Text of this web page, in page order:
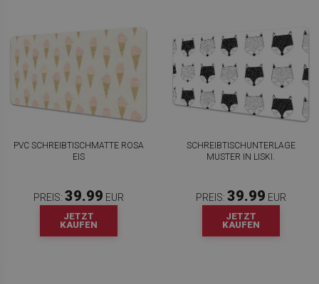
PVC SCHREIBTISCHMATTE ROSA
EIS
PREIS: 39.99 EUR
JETZT
KAUFEN
SCHREIBTISCHUNTERLAGE
MUSTER IN LISKI.
PREIS: 39.99 EUR
JETZT
KAUFEN